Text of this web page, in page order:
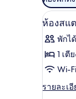
กรอง
ที่
มี
ให้
สำหรับ
ห้อง
เปิด
ภาพถ่
ทั้งหมด
ของ
ห้อง
6
ห้องสแ
พักไ
1 เตี
Wi-
รายละเ
ราย